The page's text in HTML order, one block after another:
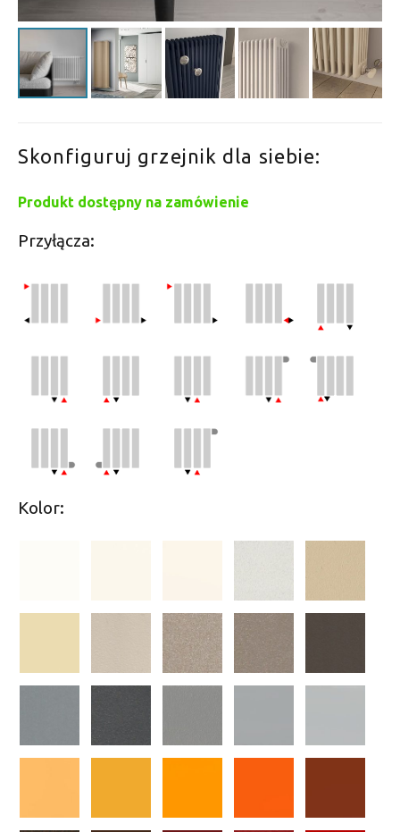
Skonfiguruj grzejnik dla siebie:
Produkt dostępny na zamówienie
Przyłącza:
Kolor: